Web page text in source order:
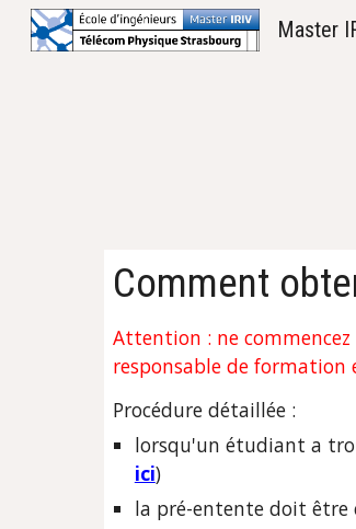
Master
Comment
Attention : ne
responsable de formation
Procédure détaillée :
lorsqu'un étudiant a
ici)
la pré-entente doit être